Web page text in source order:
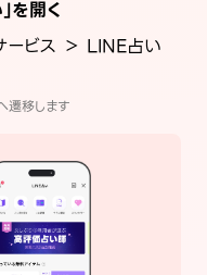
を開く
ビス ＞ LINE占い
遷移します